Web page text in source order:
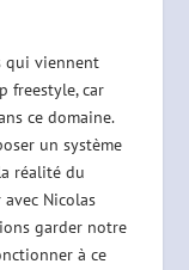
qui viennent
freestyle, car
ce domaine.
un système
réalité du
avec Nicolas
garder notre
à ce